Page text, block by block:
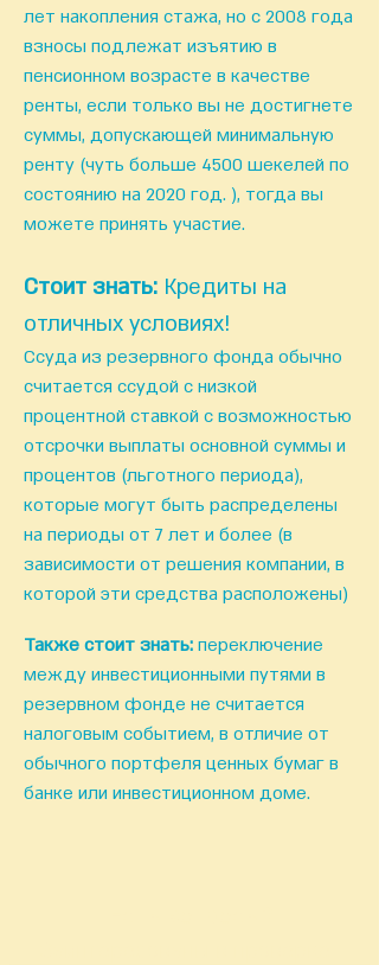
лет накопления стажа, но с 2008 года
взносы подлежат изъятию в
пенсионном возрасте в качестве
ренты, если только вы не достигнете
суммы, допускающей минимальную
ренту (чуть больше 4500 шекелей по
состоянию на 2020 год. ), тогда вы
можете принять участие.
Стоит знать: Кредиты на
отличных условиях!
Ссуда ​​из резервного фонда обычно
считается ссудой с низкой
процентной ставкой с возможностью
отсрочки выплаты основной суммы и
процентов (льготного периода),
которые могут быть распределены
на периоды от 7 лет и более (в
зависимости от решения компании, в
которой эти средства расположены)
Также стоит знать: переключение
между инвестиционными путями в
резервном фонде не считается
налоговым событием, в отличие от
обычного портфеля ценных бумаг в
банке или инвестиционном доме.